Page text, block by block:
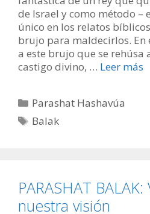
de Israel y como método –
único en los relatos
brujo para maldecirlos. En
a este brujo que se rehúsa
castigo divino, … Leer más
Categorías
Parashat Hashavúa
Etiquetas
Balak
PARASHAT
nuestra visión